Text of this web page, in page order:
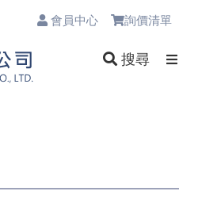
會員中心 詢價清單
搜尋